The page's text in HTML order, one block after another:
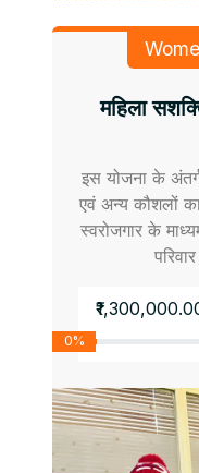
महिला
इस योजना के
एवं अन्य कौशलों
स्वरोजगार के
0%